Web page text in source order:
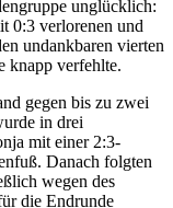
unglücklich:
0:3 verlorenen und
undankbaren vierten
knapp verfehlte.
gegen bis zu zwei
in drei
mit einer 2:3-
Danach folgten
wegen des
die Endrunde